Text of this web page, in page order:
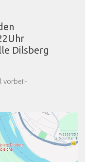
Dilsberg
vorbei!-